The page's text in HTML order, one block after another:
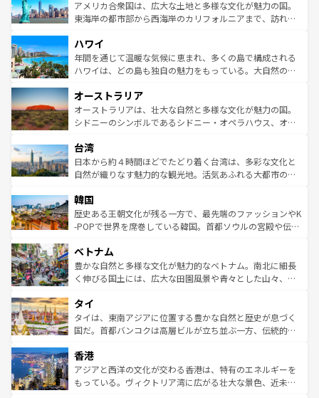
博物館もあり、アルプス観光だけでなく町歩きも満喫する
ことができる。国民の所得が高いため物価も高いが、旅行
ば市内交通費無料で観光を楽しむこともできる。 なお、新
着のスイス情報はコンテンツ一覧 を参照してほしい。
アメリカ合衆国は、広大な土地と多様な文化が魅力の国。
東海岸の都市部から西海岸のカリフォルニアまで、訪れる
のような巨大都市は、観光、ショッピング、エンターテイ
ンメントが詰まった刺激的なスポットだ。一方、アメリカ
西部には大自然が広がり、グランドキャニオンやイエロー
部のニューオーリンズでは、音楽と美食が融合した独特の
文化が魅力。旅行者はアメリカの各地域で異なる魅力を楽
しみながら、その多様性と豊かな歴史を感じることができ
ならではの贅沢な旅のスタイルだ。 なお、新着のアメリカ
情報はコンテンツ一覧を参照してほしい。
ハワイ
年間を通じて温暖な気候に恵まれ、多くの島で構成される
ハワイは、どの島も独自の魅力をもっている。大自然の神
ワイ島は見逃せない。また、定番の観光地といえばオアフ
島だが、静かな自然を求めるならマウイ島やカウアイ島が
おすすめ。エメラルドグリーンに輝く海をはじめ、豊かな
れるおもてなしの心で訪れる人々を迎えてくれるハワイの
人々、おいしいローカルフードやハワイアンミュージッ
ク、伝統的なフラダンスなど、すべてがハワイの魅力を彩
ワイを、存分に味わってほしい。 なお、新着のハワイ情報
はコンテンツ一覧を参照してほしい。
オーストラリア
オーストラリアは、壮大な自然と多様な文化が魅力の国。
シドニーのシンボルであるシドニー・オペラハウス、オー
リアリーフや大陸中央部にそびえるウルル（エアーズロッ
ク）、タスマニアの美しい原生林やケアンズの熱帯雨林な
ど、見どころがたくさん。また、カフェやワイン、オージ
いる。アクティビティも充実しており、サーフィンやダイ
ビング、ハイキングなど、アウトドア好きにはたまらな
い。オーストラリアの多彩な魅力を存分に味わいつくそ
参照してほしい。
台湾
日本から約４時間ほどでたどり着く台湾は、多彩な文化と
自然が織りなす魅力的な観光地。活気あふれる大都市の台
ン）、静ひつな山岳地帯である台湾東部など、都市の喧騒
と山間の静けさが共存しており、訪れる人に新しい発見と
驚きをもたらしてくれる。また、奥深い台湾の食文化も魅
容にもいいと評判のスイーツなど、バラエティ豊かな料理
が味わえる。 なお、新着の台湾情報は コンテンツ一覧を参
照してほしい。
韓国
歴史ある王朝文化が残る一方で、最先端のファッションやK
-POPで世界を席巻している韓国。首都ソウルの宮殿や伝統
き、地方に足を延ばせば四季折々の自然美を楽しむことが
できる。そして、キムチや焼肉、絶品のストリートフード
まで、さまざまな韓国料理が待っている。夜には、韓国な
リティに包まれながら、韓国の多彩な魅力を心ゆくまで味
わってみてほしい。 なお、新着の韓国情報はコンテンツ一
覧を参照してほしい。
ベトナム
豊かな自然と多様な文化が魅力的なベトナム。南北に細長
く伸びる国土には、広大な田園風景や青々とした山々、世
急速な発展と共に伝統が息づく。ハノイの古い町並みやホ
ーチミン市のフランス統治時代の建物も、独特の雰囲気を
醸し出している。また、バラエティの豊かさとおいしさで
とつ。フォーやバインミー、ベトナムコーヒーなどは、ぜ
ひ現地で味わいたい。どの地域を訪れてもあたたかい人々
が旅行者を迎えてくれるので、きっと忘れられない旅にな
タイ
タイは、東南アジアに位置する豊かな自然と歴史が息づく
国だ。首都バンコクは高層ビルが立ち並ぶ一方、伝統的な
の活気が交差している。北部ではチェンマイなどの山岳地
帯で自然と触れ合い、南部ではプーケットやクラビの美し
いビーチでリゾート気分を楽しむことができる。タイ料理
香港
アジアと西洋の文化が交わる香港は、特有のエネルギーを
もっている。ヴィクトリア湾に広がる壮大な景色、近未来